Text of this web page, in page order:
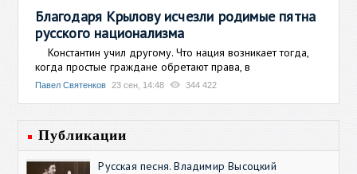
Благодаря Крылову исчезли родимые пятна
русского национализма
Константин учил другому. Что нация возникает тогда,
когда простые граждане обретают права, в
Павел Святенков 23 сен, 14:48 344 422
Публикации
Русская песня. Владимир Высоцкий